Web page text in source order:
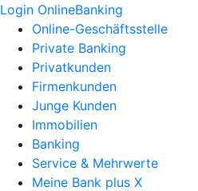
Login OnlineBanking
Online-Geschäftsstelle
Private Banking
Privatkunden
Firmenkunden
Junge Kunden
Immobilien
Banking
Service & Mehrwerte
Meine Bank plus X